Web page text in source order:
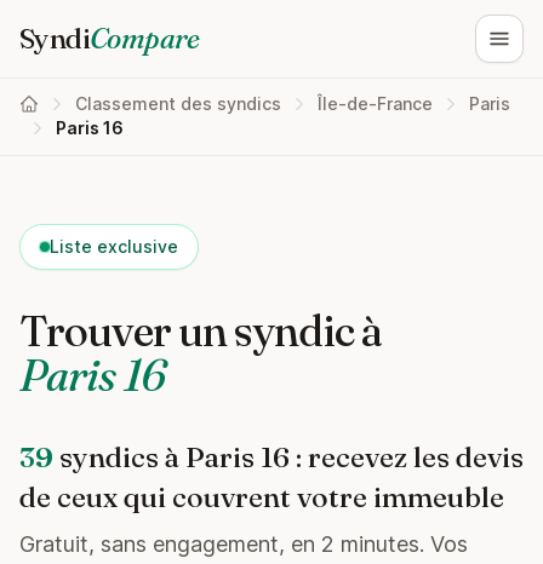
SyndiCompare
Classement des syndics Île-de-France
Paris
Paris 16
Liste exclusive
Trouver un syndic à
Paris 16
39 syndics à Paris 16 : recevez les devis
de ceux qui couvrent votre immeuble
Gratuit, sans engagement, en 2 minutes. Vos